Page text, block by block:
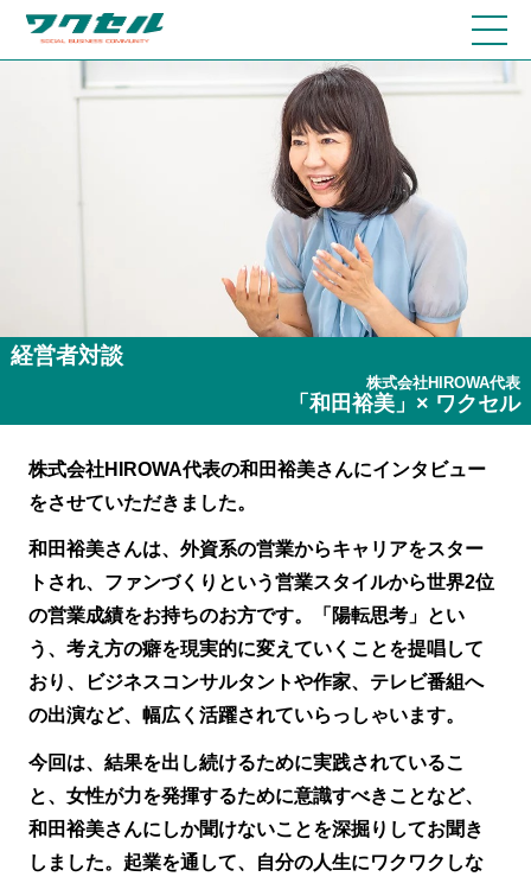
経営者対談
株式会社HIROWA代表
「和田裕美」× ワクセル
株式会社HIROWA代表の和田裕美さんにインタビュー
をさせていただきました。
和田裕美さんは、外資系の営業からキャリアをスター
トされ、ファンづくりという営業スタイルから世界2位
の営業成績をお持ちのお方です。「陽転思考」とい
う、考え方の癖を現実的に変えていくことを提唱して
おり、ビジネスコンサルタントや作家、テレビ番組へ
の出演など、幅広く活躍されていらっしゃいます。
今回は、結果を出し続けるために実践されているこ
と、女性が力を発揮するために意識すべきことなど、
和田裕美さんにしか聞けないことを深掘りしてお聞き
しました。起業を通して、自分の人生にワクワクしな